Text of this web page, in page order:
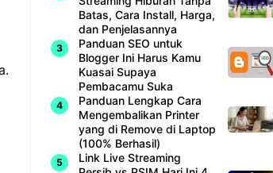
Batas, Cara Install, Harga,
dan Penjelasannya
Panduan SEO untuk
Blogger Ini Harus Kamu
Kuasai Supaya
Pembacamu Suka
Panduan Lengkap Cara
Mengembalikan Printer
yang di Remove di Laptop
(100% Berhasil)
Link Live Streaming